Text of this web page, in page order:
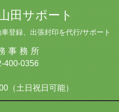
田サポート
登録、出張封印を代行/サポート
事 務 所
0356
土日祝日可能）